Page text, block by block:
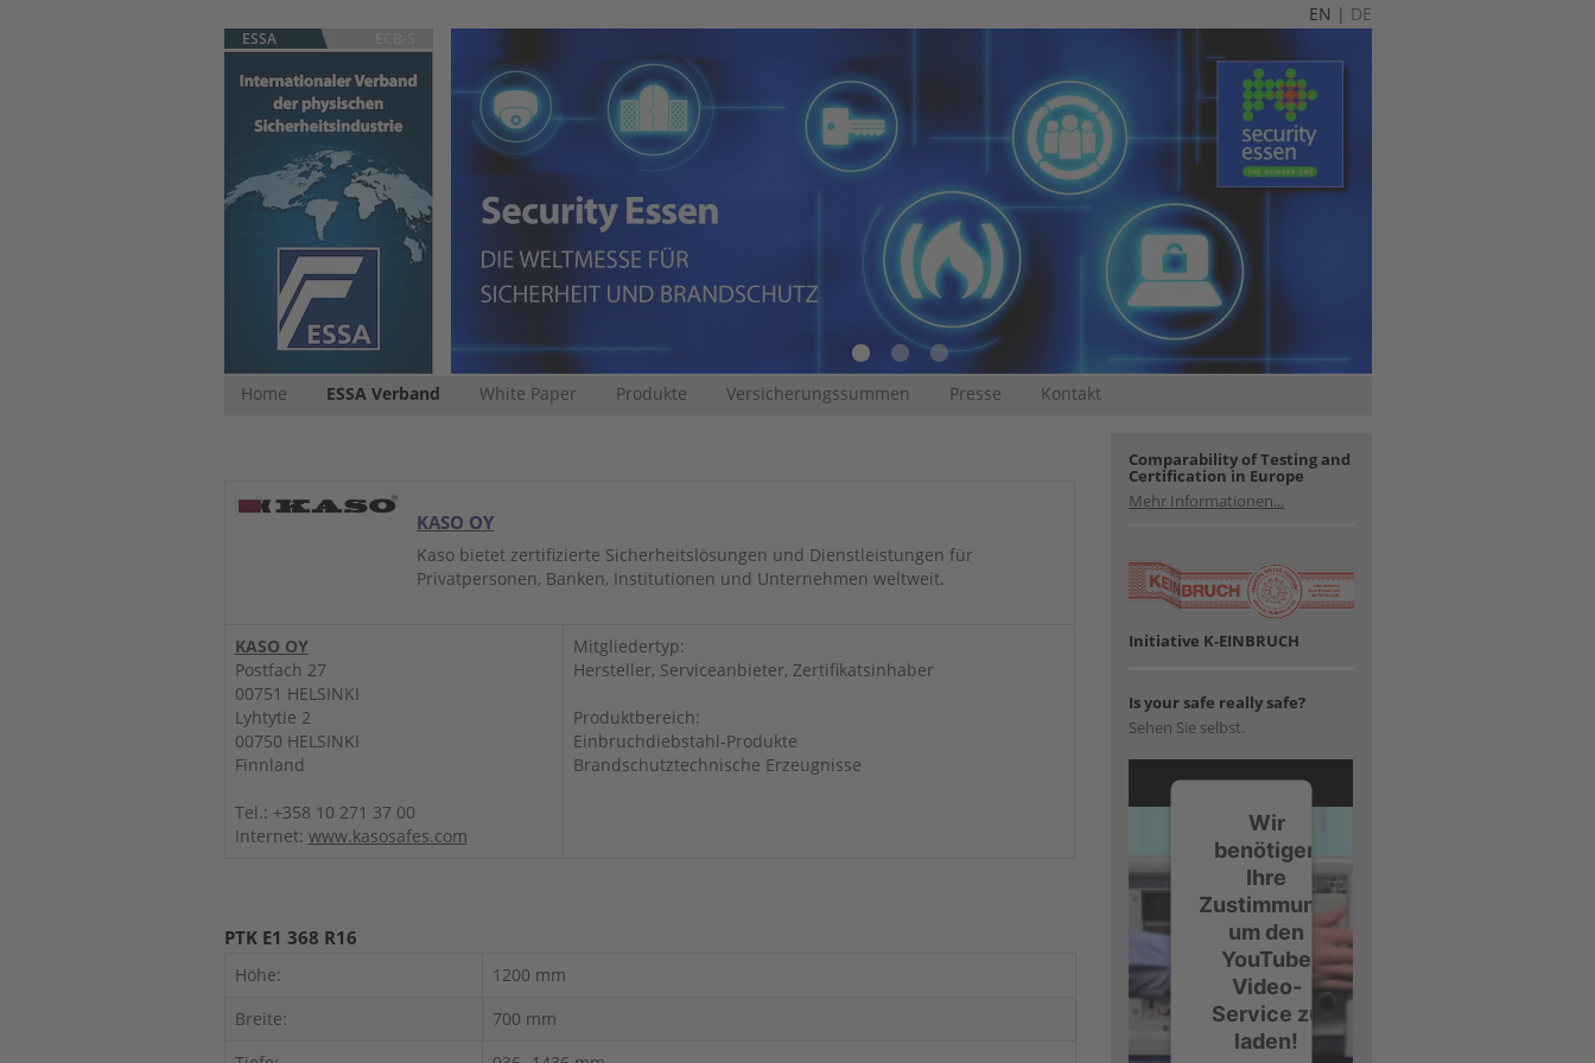
EN | DE
ESSA
Home ESSA Verband White Paper Produkte Versicherungssummen Presse Kontakt
KASO OY
Kaso bietet zertifizierte Sicherheitslösungen und Dienstleistungen für
Privatpersonen, Banken, Institutionen und Unternehmen weltweit.
KASO OY
Postfach 27
00751 HELSINKI
Lyhtytie 2
00750 HELSINKI
Finnland
Tel.: +358 10 271 37 00
Internet: www.kasosafes.com
Mitgliedertyp:
Hersteller, Serviceanbieter, Zertifikatsinhaber
Produktbereich:
Einbruchdiebstahl-Produkte
Brandschutztechnische Erzeugnisse
PTK E1 368 R16
Höhe:
1200 mm
Breite:
700 mm
Comparability of Testing and
Certification in Europe
Mehr Informationen...
Initiative K-EINBRUCH
Is your safe really safe?
Sehen Sie selbst.
Wir
benötigen
Ihre
Zustimmung,
um den
YouTube
Video-
Service zu
laden!